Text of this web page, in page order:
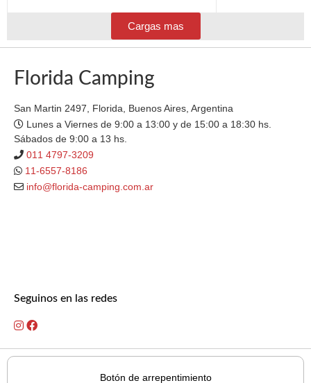
Cargas mas
Florida Camping
San Martin 2497, Florida, Buenos Aires, Argentina
Lunes a Viernes de 9:00 a 13:00 y de 15:00 a 18:30 hs.
Sábados de 9:00 a 13 hs.
011 4797-3209
11-6557-8186
info@florida-camping.com.ar
Seguinos en las redes
Botón de arrepentimiento